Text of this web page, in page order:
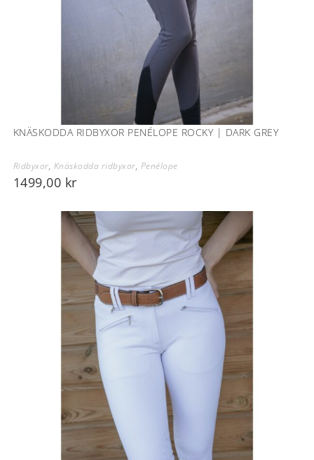
KNÄSKODDA RIDBYXOR PENÉLOPE ROCKY | DARK GREY
Ridbyxor, Knäskodda ridbyxor, Penélope
1499,00 kr